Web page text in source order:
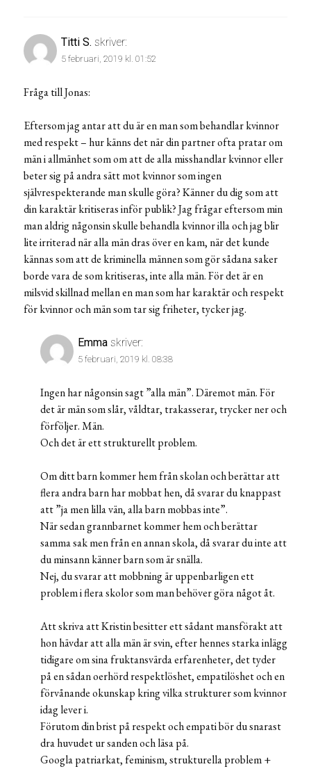
Titti S. skriver:
5 februari, 2019 kl. 01:52
Fråga till Jonas:
Eftersom jag antar att du är en man som behandlar kvinnor
med respekt – hur känns det när din partner ofta pratar om
män i allmänhet som om att de alla misshandlar kvinnor eller
beter sig på andra sätt mot kvinnor som ingen
självrespekterande man skulle göra? Känner du dig som att
din karaktär kritiseras inför publik? Jag frågar eftersom min
man aldrig någonsin skulle behandla kvinnor illa och jag blir
lite irriterad när alla män dras över en kam, när det kunde
kännas som att de kriminella männen som gör sådana saker
borde vara de som kritiseras, inte alla män. För det är en
milsvid skillnad mellan en man som har karaktär och respekt
för kvinnor och män som tar sig friheter, tycker jag.
Emma skriver:
5 februari, 2019 kl. 08:38
Ingen har någonsin sagt ”alla män”. Däremot män. För
det är män som slår, våldtar, trakasserar, trycker ner och
förföljer. Män.
Och det är ett strukturellt problem.
Om ditt barn kommer hem från skolan och berättar att
flera andra barn har mobbat hen, då svarar du knappast
att ”ja men lilla vän, alla barn mobbas inte”.
När sedan grannbarnet kommer hem och berättar
samma sak men från en annan skola, då svarar du inte att
du minsann känner barn som är snälla.
Nej, du svarar att mobbning är uppenbarligen ett
problem i flera skolor som man behöver göra något åt.
Att skriva att Kristin besitter ett sådant mansförakt att
hon hävdar att alla män är svin, efter hennes starka inlägg
tidigare om sina fruktansvärda erfarenheter, det tyder
på en sådan oerhörd respektlöshet, empatilöshet och en
förvånande okunskap kring vilka strukturer som kvinnor
idag lever i.
Förutom din brist på respekt och empati bör du snarast
dra huvudet ur sanden och läsa på.
Googla patriarkat, feminism, strukturella problem +